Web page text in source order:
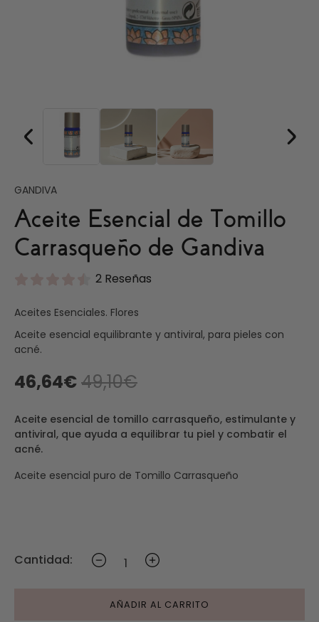
GANDIVA
Aceite Esencial de Tomillo
Carrasqueño de Gandiva
2 Reseñas
Aceites Esenciales. Flores
Aceite esencial equilibrante y antiviral, para pieles con
acné.
46,64€49,10€
Aceite esencial de tomillo carrasqueño, estimulante y
antiviral, que ayuda a equilibrar tu piel y combatir el
acné.
Aceite esencial puro de Tomillo Carrasqueño
Cantidad:
AÑADIR AL CARRITO